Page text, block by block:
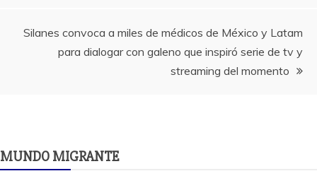
entradas
Silanes convoca a miles de médicos de México y Latam
para dialogar con galeno que inspiró serie de tv y
streaming del momento
MUNDO MIGRANTE